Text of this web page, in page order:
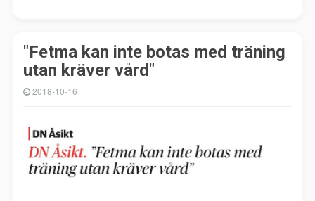
"Fetma kan inte botas med träning
utan kräver vård"
2018-10-16